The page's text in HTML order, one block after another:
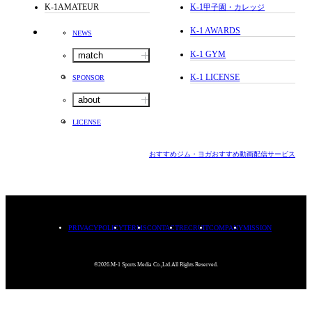
K-1AMATEUR
NEWS
match
SPONSOR
about
LICENSE
K-1甲子園・カレッジ
K-1 AWARDS
K-1 GYM
K-1 LICENSE
おすすめジム・ヨガおすすめ動画配信サービス
PRIVACYPOLICYTERMSCONTACTRECRUITCOMPANYMISSION
©2026.M-1 Sports Media Co.,Ltd.All Rights Reserved.